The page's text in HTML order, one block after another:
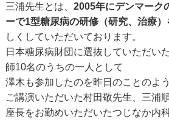
三浦先生とは、 2005年にデンマーク
ーで1型糖尿病の研修（研究、治療
しくしていただいております。
日本糖尿病財団に選抜していただい
師10名のうちの一人として
澤木も参加したのを昨日のことのよ
ご講演いただいた村田敬先生、三浦
座長をお勤めいただいたつじなか内